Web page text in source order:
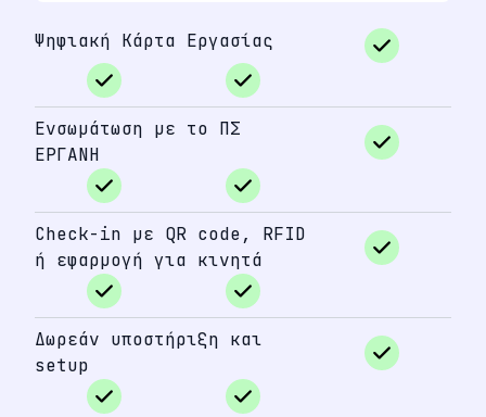
Ψηφιακή Κάρτα Εργασίας
Ενσωμάτωση με το ΠΣ
ΕΡΓΑΝΗ
Check-in με QR code, RFID
ή εφαρμογή για κινητά
Δωρεάν υποστήριξη και
setup